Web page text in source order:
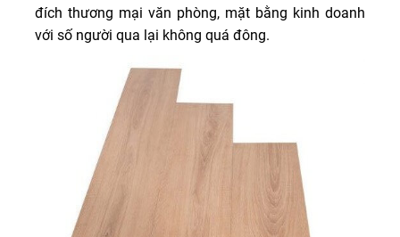
đích thương mại văn phòng, mặt bằng kinh doanh
với số người qua lại không quá đông.